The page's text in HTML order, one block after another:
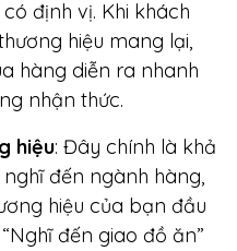
định vị. Khi khách
hiệu mang lại,
hàng diễn ra nhanh
nhận thức.
hiệu: Đây chính là khả
đến ngành hàng,
hiệu của bạn đầu
đến giao đồ ăn”